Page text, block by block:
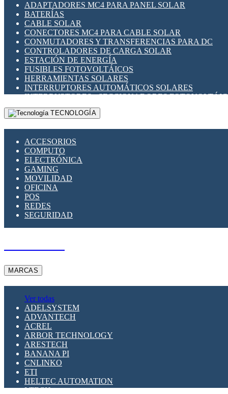
ADAPTADORES MC4 PARA PANEL SOLAR
BATERÍAS
CABLE SOLAR
CONECTORES MC4 PARA CABLE SOLAR
CONMUTADORES Y TRANSFERENCIAS PARA DC
CONTROLADORES DE CARGA SOLAR
ESTACIÓN DE ENERGÍA
FUSIBLES FOTOVOLTÁICOS
HERRAMIENTAS SOLARES
INTERRUPTORES AUTOMÁTICOS SOLARES
INTERRUPTORES - SECCIONADORES
MONTAJE PANEL SOLAR
PORTA FUSIBLES Y SECCIONADORES
TECNOLOGÍA
ACCESORIOS
COMPUTO
ELECTRÓNICA
GAMING
MOVILIDAD
OFICINA
POS
REDES
SEGURIDAD
MARCAS
Ver todas
ADELSYSTEM
ADVANTECH
ACREL
ARBOR TECHNOLOGY
ARESTECH
BANANA PI
CNLINKO
ETI
HELTEC AUTOMATION
LTECH